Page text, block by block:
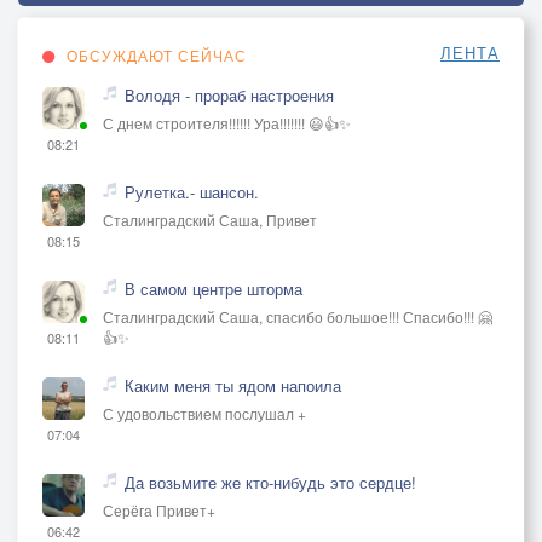
ОБСУЖДАЮТ СЕЙЧАС ЛЕНТА
08:21
Володя - прораб настроения
С днем строителя!!!!!! Ура!!!!!!! 😃👍✨
08:15
Рулетка.- шансон.
Сталинградский Саша, Привет
08:11
В самом центре шторма
Сталинградский Саша, спасибо большое!!! Спасибо!!! 🤗
👍✨
07:04
Каким меня ты ядом напоила
С удовольствием послушал +
06:42
Да возьмите же кто-нибудь это сердце!
Серёга Привет+